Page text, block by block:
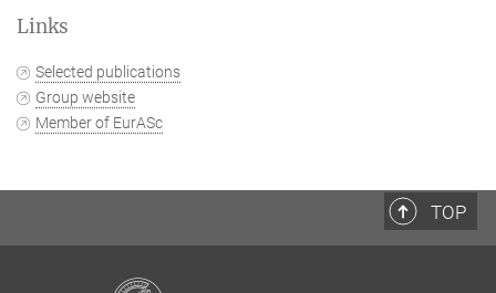
Links
Selected publications
Group website
Member of EurASc
TOP